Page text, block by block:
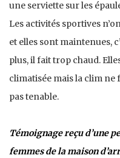
une serviette sur les
Les activités sportives
et elles sont maintenues,
plus, il fait trop chaud.
climatisée mais la clim ne
pas tenable.
Témoignage reçu d’une
femmes de la maison